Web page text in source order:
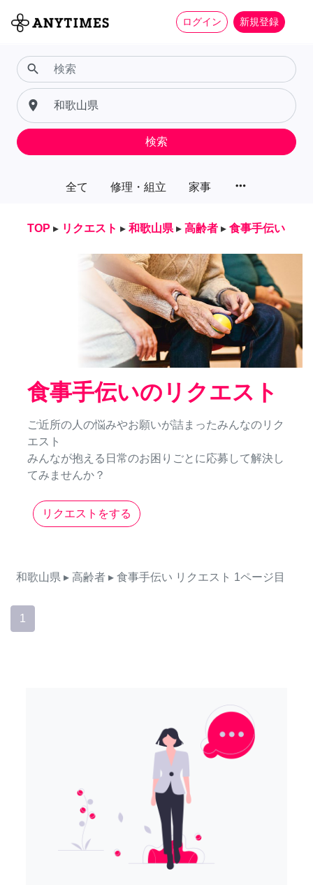
ログイン 新規登録
全て 修理・組立 家事 more_horiz
search
place
検索
TOP ▸ リクエスト ▸ 和歌山県 ▸ 高齢者 ▸ 食事手伝い
食事手伝いのリクエスト
ご近所の人の悩みやお願いが詰まったみんなのリク
エスト
みんなが抱える日常のお困りごとに応募して解決し
てみませんか？
リクエストをする
和歌山県 ▸ 高齢者 ▸ 食事手伝い リクエスト 1ページ目
1